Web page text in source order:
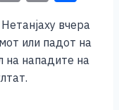
b m
ai
l
p
y
ar
e
вчера
или падот на
на нападите на